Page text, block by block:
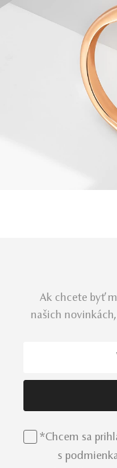
Ak chcete byť
našich
*Chcem sa
s